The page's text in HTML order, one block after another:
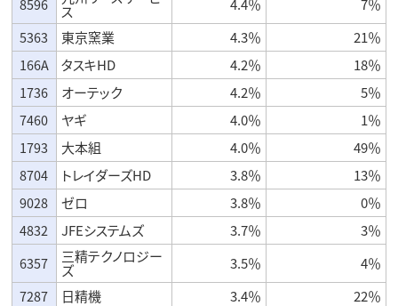
ス
5363
東京窯業 4.3％
21％
166A
タスキHD 4.2％
18％
1736
オーテック 4.2％
5％
7460
ヤギ 4.0％
1％
1793
大本組 4.0％
49％
8704
トレイダーズHD 3.8％
13％
9028
ゼロ 3.8％
0％
4832
JFEシステムズ 3.7％
3％
6357
三精テクノロジー
ズ 3.5％
4％
7287
日精機 3.4％
22％